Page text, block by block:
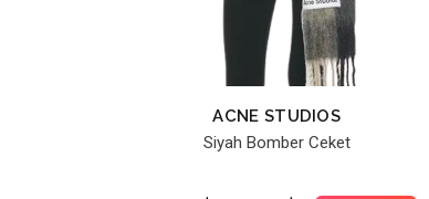
ACNE STUDIOS
Siyah Bomber Ceket